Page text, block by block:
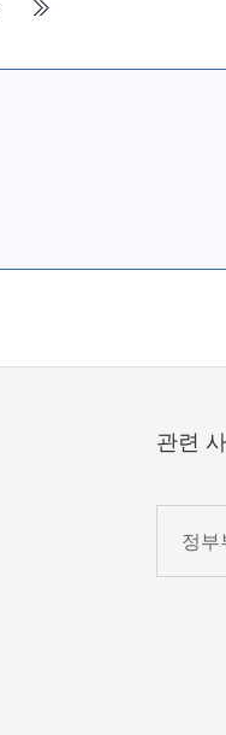
관련
정부